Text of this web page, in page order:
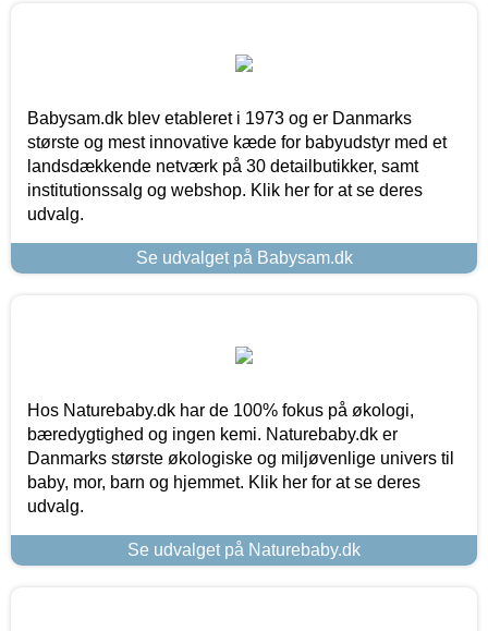
Babysam.dk blev etableret i 1973 og er Danmarks
største og mest innovative kæde for babyudstyr med et
landsdækkende netværk på 30 detailbutikker, samt
institutionssalg og webshop. Klik her for at se deres
udvalg.
Se udvalget på Babysam.dk
Hos Naturebaby.dk har de 100% fokus på økologi,
bæredygtighed og ingen kemi. Naturebaby.dk er
Danmarks største økologiske og miljøvenlige univers til
baby, mor, barn og hjemmet. Klik her for at se deres
udvalg.
Se udvalget på Naturebaby.dk